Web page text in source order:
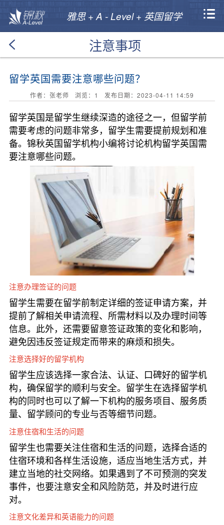
雅思 + A - Level + 英国留学
注意事项
留学英国需要注意哪些问题？
作者：张老师 浏览： 1 发布日期：2023-04-11 14:59
留学英国是留学生继续深造的途径之一，但留学前
需要考虑的问题非常多，留学生需要提前规划和准
备。锦秋英国留学机构小编将讨论机构留学英国需
要注意哪些问题。
注意办理签证的问题
留学生需要在留学前制定详细的签证申请方案，并
提前了解相关申请流程、所需材料以及办理时间等
信息。此外，还需要留意签证政策的变化和影响，
避免因违反签证规定而带来的麻烦和损失。
注意选择好的留学机构
留学生应该选择一家合法、认证、口碑好的留学机
构，确保留学的顺利与安全。留学生在选择留学机
构的同时也可以了解一下机构的服务项目、服务质
量、留学顾问的专业与否等细节问题。
注意住宿和生活的问题
留学生也需要关注住宿和生活的问题，选择合适的
住宿环境和各样生活设施，适应当地生活方式，并
建立当地的社交网络。如果遇到了不可预测的突发
事件，也要注意安全和风险防范，并及时进行应
对。
注意文化差异和英语能力的问题